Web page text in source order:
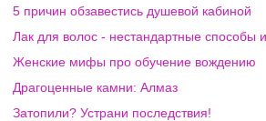
5 причин обзавестись душевой кабиной
Лак для волос - нестандартные способы
Женские мифы про обучение вождению
Драгоценные камни: Алмаз
Затопили? Устрани последствия!